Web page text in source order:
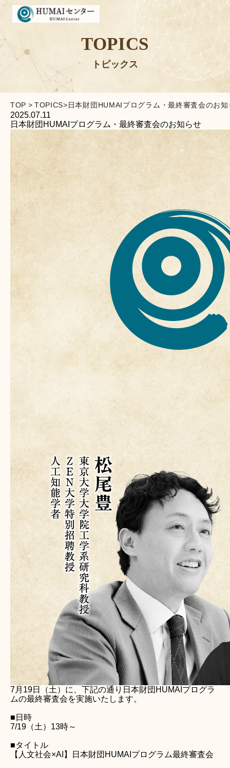
TOPICS
トピックス
TOP > TOPICS>日本財団HUMAIプログラム・最終審査会のお知
2025.07.11
日本財団HUMAIプログラム・最終審査会のお知らせ
7月19日（土）に、下記の通り日本財団HUMAIプログラ
ムの最終審査会を実施いたします。
■日時
7/19（土）13時～
■タイトル
【人文社会×AI】日本財団HUMAIプログラム最終審査会